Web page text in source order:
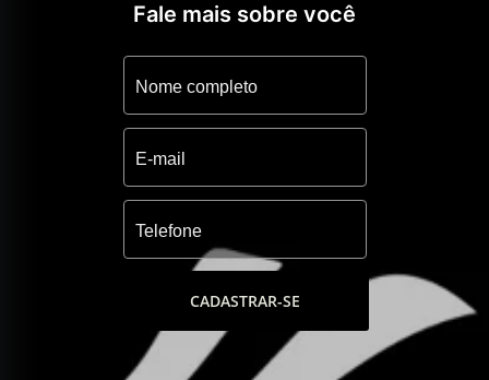
Fale mais sobre você
CADASTRAR-SE